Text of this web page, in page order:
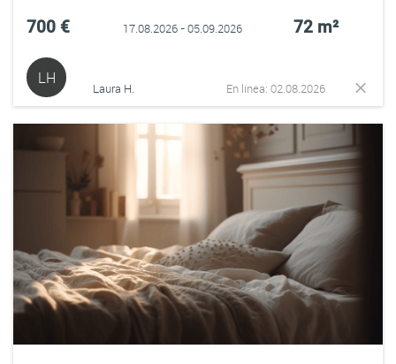
700 € 17.08.2026 - 05.09.2026 72 m²
LH
Laura H. En línea: 02.08.2026